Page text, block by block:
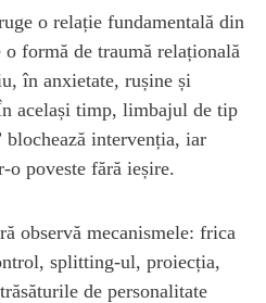
o relație fundamentală din
formă de traumă relațională
în anxietate, rușine și
același timp, limbajul de tip
blochează intervenția, iar
poveste fără ieșire.
observă mecanismele: frica
splitting-ul, proiecția,
de personalitate